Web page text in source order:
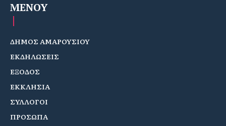
MENOY
ΔΗΜΟΣ ΑΜΑΡΟΥΣΙΟΥ
ΕΚΔΗΛΩΣΕΙΣ
ΕΞΟΔΟΣ
ΕΚΚΛΗΣΙΑ
ΣΥΛΛΟΓΟΙ
ΠΡΟΣΩΠΑ